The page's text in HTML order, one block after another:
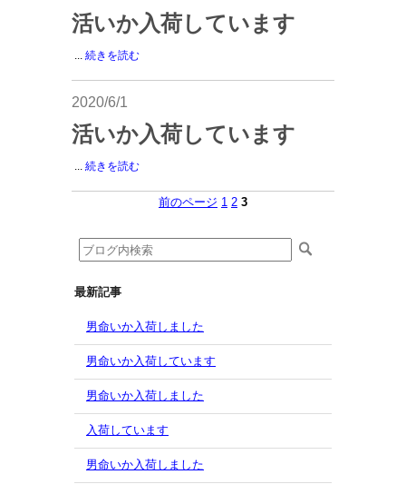
活いか入荷しています
... 続きを読む
2020/6/1
活いか入荷しています
... 続きを読む
前のページ 1 2 3
最新記事
男命いか入荷しました
男命いか入荷しています
男命いか入荷しました
入荷しています
男命いか入荷しました